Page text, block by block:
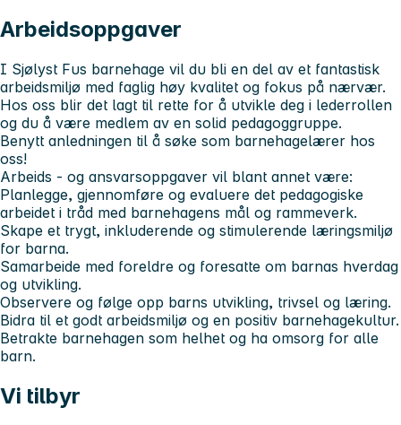
Arbeidsoppgaver
I Sjølyst Fus barnehage vil du bli en del av et fantastisk
arbeidsmiljø med faglig høy kvalitet og fokus på nærvær.
Hos oss blir det lagt til rette for å utvikle deg i lederrollen
og du å være medlem av en solid pedagoggruppe.
Benytt anledningen til å søke som barnehagelærer hos
oss!
Arbeids - og ansvarsoppgaver vil blant annet være:
Planlegge, gjennomføre og evaluere det pedagogiske
arbeidet i tråd med barnehagens mål og rammeverk.
Skape et trygt, inkluderende og stimulerende læringsmiljø
for barna.
Samarbeide med foreldre og foresatte om barnas hverdag
og utvikling.
Observere og følge opp barns utvikling, trivsel og læring.
Bidra til et godt arbeidsmiljø og en positiv barnehagekultur.
Betrakte barnehagen som helhet og ha omsorg for alle
barn.
Vi tilbyr